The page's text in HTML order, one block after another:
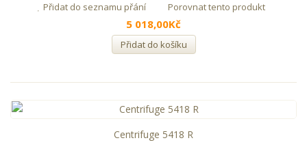
Přidat do seznamu přání Porovnat tento produkt
5 018,00Kč
Přidat do košíku
Centrifuge 5418 R